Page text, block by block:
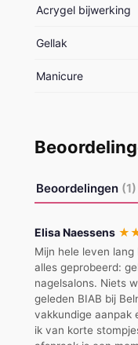
Acrygel bijwerking
Gellak
Manicure
Beoordelingen (1)
Elisa Naessens
Mijn hele leven
alles geprobeerd:
nagelsalons. Niets
geleden BIAB bij
vakkundige aanpak
ik van korte